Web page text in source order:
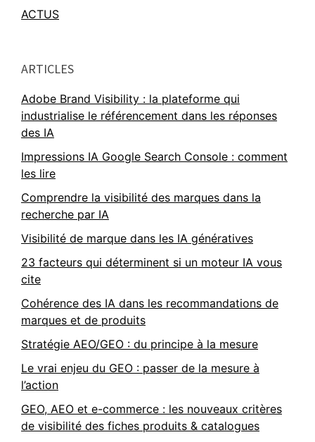
ACTUS
ARTICLES
Adobe Brand Visibility : la plateforme qui
industrialise le référencement dans les réponses
des IA
Impressions IA Google Search Console : comment
les lire
Comprendre la visibilité des marques dans la
recherche par IA
Visibilité de marque dans les IA génératives
23 facteurs qui déterminent si un moteur IA vous
cite
Cohérence des IA dans les recommandations de
marques et de produits
Stratégie AEO/GEO : du principe à la mesure
Le vrai enjeu du GEO : passer de la mesure à
l’action
GEO, AEO et e-commerce : les nouveaux critères
de visibilité des fiches produits & catalogues